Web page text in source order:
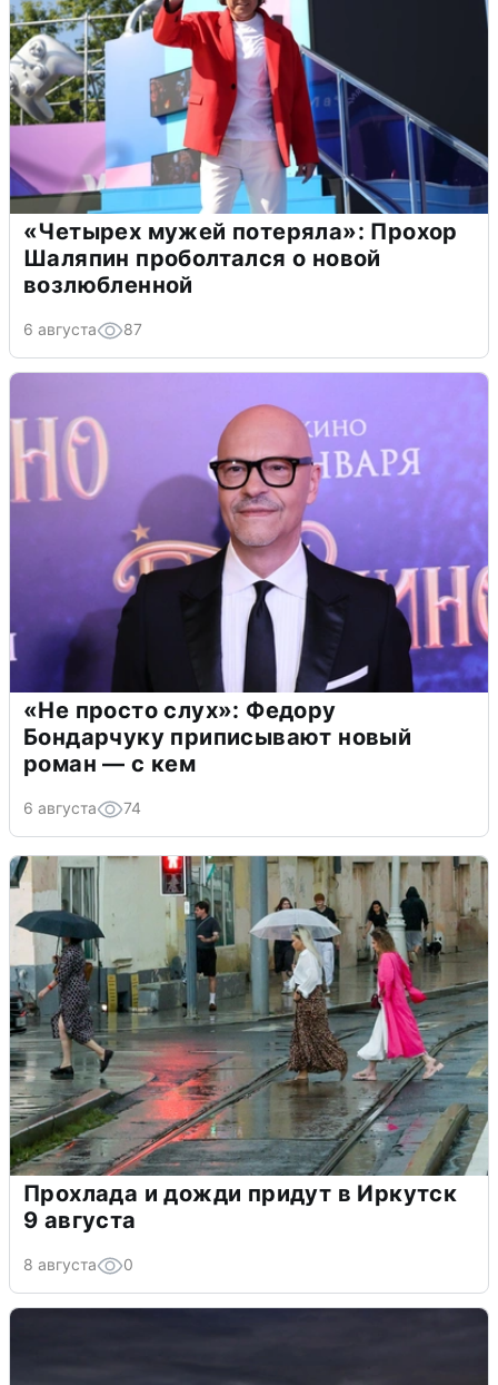
«Четырех мужей потеряла»: Прохор
Шаляпин проболтался о новой
возлюбленной
6 августа 87
«Не просто слух»: Федору
Бондарчуку приписывают новый
роман — с кем
6 августа 74
Прохлада и дожди придут в Иркутск
9 августа
8 августа 0